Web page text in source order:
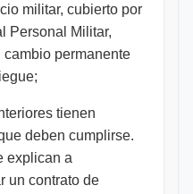
militar, cubierto por
Personal Militar,
permanente
tienen
deben cumplirse.
explican a
un contrato de